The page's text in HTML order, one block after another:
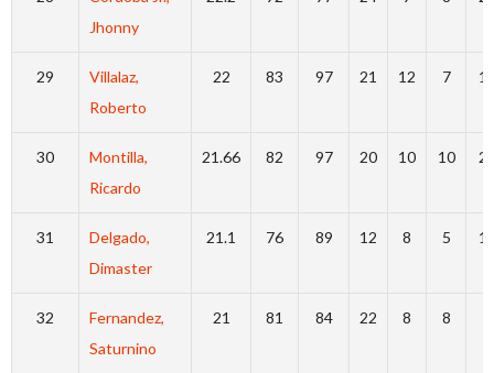
Jhonny
29
Villalaz,
Roberto
22 83 97 21 12 7
30
Montilla,
Ricardo
21.66 82 97 20 10 10
31
Delgado,
Dimaster
21.1 76 89 12 8 5
32
Fernandez,
Saturnino
21 81 84 22 8 8